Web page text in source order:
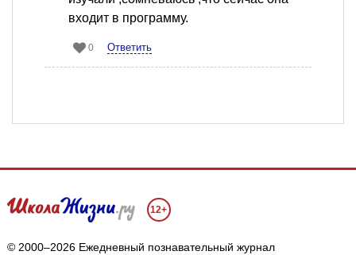
входит в программу.
0 Ответить
12+
© 2000–2026 Ежедневный познавательный журнал